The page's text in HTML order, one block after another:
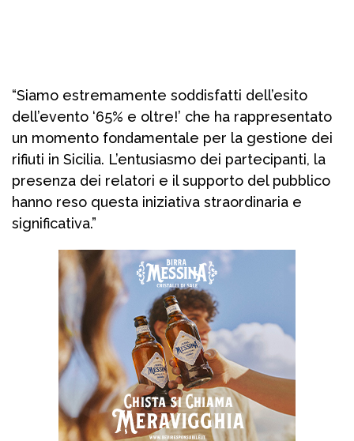
“Siamo estremamente soddisfatti dell’esito
dell’evento ‘65% e oltre!’ che ha rappresentato
un momento fondamentale per la gestione dei
rifiuti in Sicilia. L’entusiasmo dei partecipanti, la
presenza dei relatori e il supporto del pubblico
hanno reso questa iniziativa straordinaria e
significativa.”